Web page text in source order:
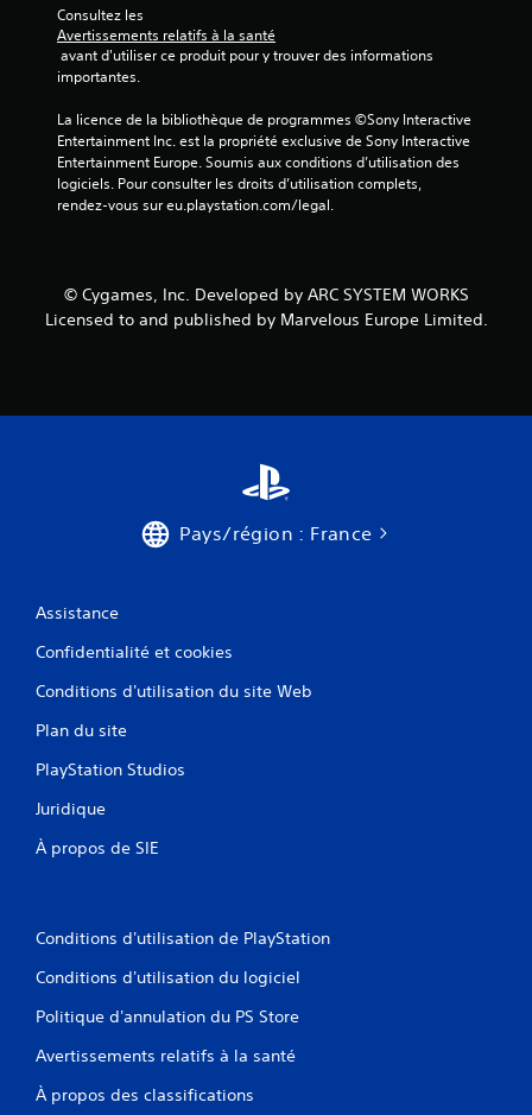
Consultez les
Avertissements relatifs à la santé
importantes.
La licence de la bibliothèque de programmes ©Sony Interactive
Entertainment Inc. est la propriété exclusive de Sony Interactive
Entertainment Europe. Soumis aux conditions d’utilisation des
logiciels. Pour consulter les droits d’utilisation complets,
rendez-vous sur eu.playstation.com/legal.
© Cygames, Inc. Developed by ARC SYSTEM WORKS
Licensed to and published by Marvelous Europe Limited.
Pays/région : France
Assistance
Confidentialité et cookies
Conditions d'utilisation du site Web
Plan du site
PlayStation Studios
Juridique
À propos de SIE
Conditions d'utilisation de PlayStation
Conditions d'utilisation du logiciel
Politique d'annulation du PS Store
Avertissements relatifs à la santé
À propos des classifications